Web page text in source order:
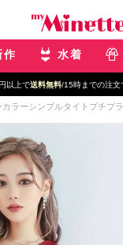
作 水着
以上で送料無料/15時までの注文
ラーシンプルタイトプチ